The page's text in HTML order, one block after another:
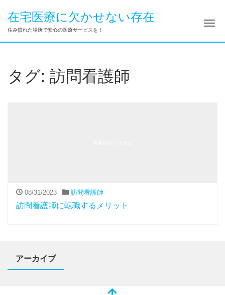
在宅医療に欠かせない存在
住み慣れた場所で安心の医療サービスを！ ナ
タグ: 訪問看護師
08/31/2023 訪問看護師
訪問看護師に転職するメリット
アーカイブ